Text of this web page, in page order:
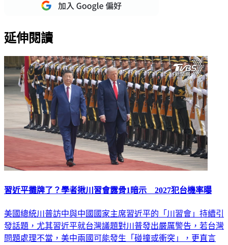
延伸閱讀
習近平攤牌了？學者揪川習會露骨1暗示 2027犯台機率曝
美國總統川普訪中與中國國家主席習近平的「川習會」持續引
發話題，尤其習近平就台灣議題對川普發出嚴厲警告，若台灣
問題處理不當，美中兩國可能發生「碰撞或衝突」，更直言